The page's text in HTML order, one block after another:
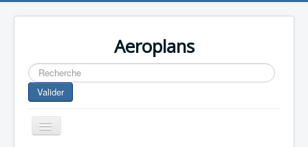
Aeroplans
Rechercher
Valider
Toggle
Navigation